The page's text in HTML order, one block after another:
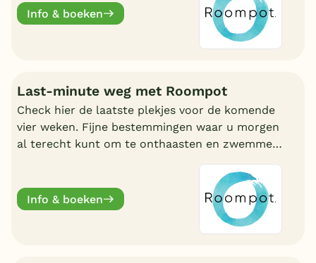
Info & boeken
Last-minute weg met Roompot
Check hier de laatste plekjes voor de komende
vier weken. Fijne bestemmingen waar u morgen
al terecht kunt om te onthaasten en zwemmen.
Info & boeken